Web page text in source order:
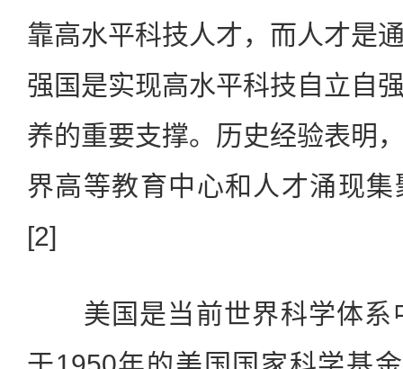
靠高水平科技人才，而人才是
强国是实现高水平科技自立自
养的重要支撑。历史经验表明
界高等教育中心和人才涌现
[2]
美国是当前世界科学体系